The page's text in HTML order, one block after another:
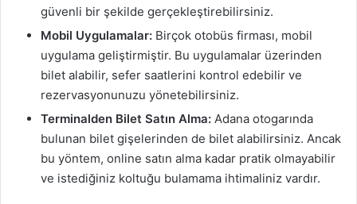
güvenli bir şekilde gerçekleştirebilirsiniz.
Mobil Uygulamalar: Birçok otobüs firması, mobil
uygulama geliştirmiştir. Bu uygulamalar üzerinden
bilet alabilir, sefer saatlerini kontrol edebilir ve
rezervasyonunuzu yönetebilirsiniz.
Terminalden Bilet Satın Alma: Adana otogarında
bulunan bilet gişelerinden de bilet alabilirsiniz. Ancak
bu yöntem, online satın alma kadar pratik olmayabilir
ve istediğiniz koltuğu bulamama ihtimaliniz vardır.